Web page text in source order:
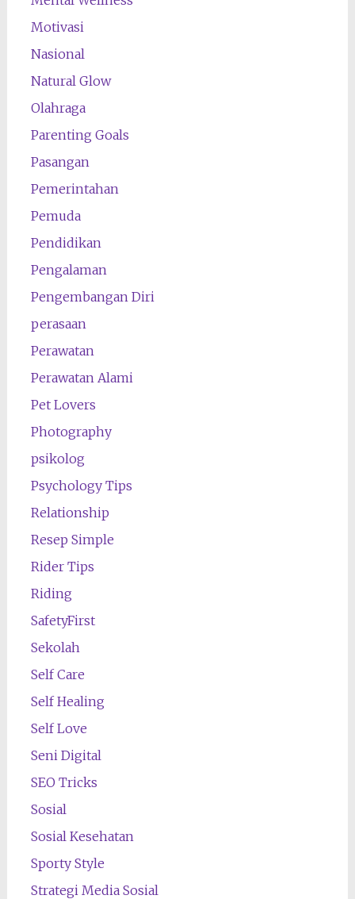
Motivasi
Nasional
Natural Glow
Olahraga
Parenting Goals
Pasangan
Pemerintahan
Pemuda
Pendidikan
Pengalaman
Pengembangan Diri
perasaan
Perawatan
Perawatan Alami
Pet Lovers
Photography
psikolog
Psychology Tips
Relationship
Resep Simple
Rider Tips
Riding
SafetyFirst
Sekolah
Self Care
Self Healing
Self Love
Seni Digital
SEO Tricks
Sosial
Sosial Kesehatan
Sporty Style
Strategi Media Sosial